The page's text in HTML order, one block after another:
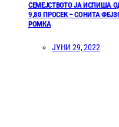
СЕМЕЈСТВОТО ЈА ИСПИША
9,80 ПРОСЕК – СОНИТА
РОМКА
ЈУНИ 29, 2022